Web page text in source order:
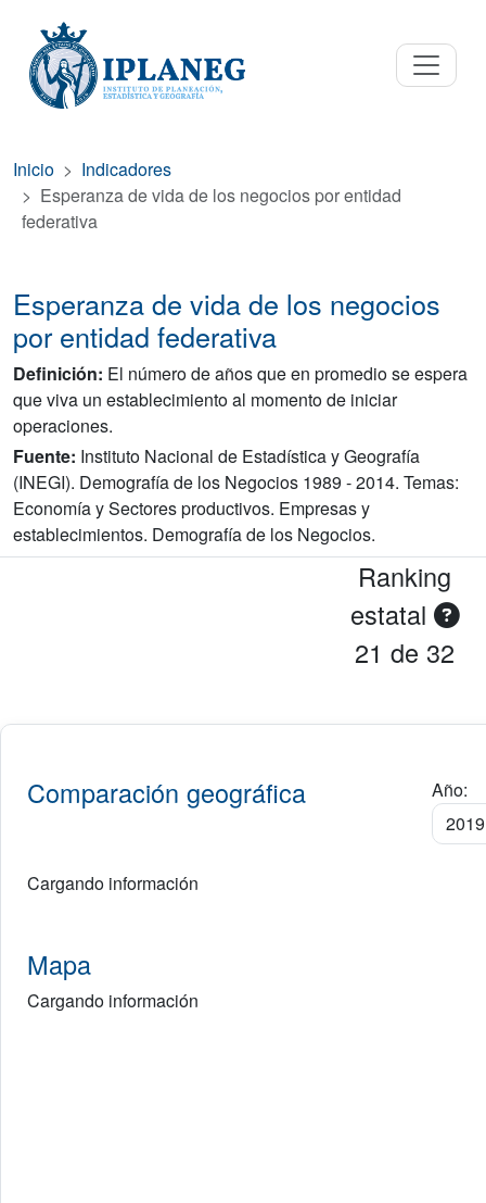
Inicio
Indicadores
Esperanza de vida de los negocios por entidad
federativa
Esperanza de vida de los negocios
por entidad federativa
Definición: El número de años que en promedio se espera
que viva un establecimiento al momento de iniciar
operaciones.
Fuente: Instituto Nacional de Estadística y Geografía
(INEGI). Demografía de los Negocios 1989 - 2014. Temas:
Economía y Sectores productivos. Empresas y
establecimientos. Demografía de los Negocios.
Ranking
estatal
21 de 32
Comparación geográfica Año:
Cargando información
Mapa
Cargando información